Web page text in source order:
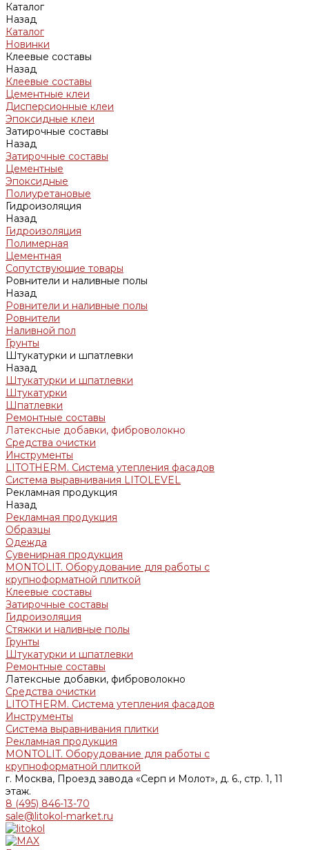
Каталог
Назад
Каталог
Новинки
Клеевые составы
Назад
Клеевые составы
Цементные клеи
Дисперсионные клеи
Эпоксидные клеи
Затирочные составы
Назад
Затирочные составы
Цементные
Эпоксидные
Полиуретановые
Гидроизоляция
Назад
Гидроизоляция
Полимерная
Цементная
Сопутствующие товары
Ровнители и наливные полы
Назад
Ровнители и наливные полы
Ровнители
Наливной пол
Грунты
Штукатурки и шпатлевки
Назад
Штукатурки и шпатлевки
Штукатурки
Шпатлевки
Ремонтные составы
Латексные добавки, фиброволокно
Средства очистки
Инструменты
LITOTHERM. Система утепления фасадов
Система выравнивания LITOLEVEL
Рекламная продукция
Назад
Рекламная продукция
Образцы
Одежда
Сувенирная продукция
MONTOLIT. Оборудование для работы с
крупноформатной плиткой
Клеевые составы
Затирочные составы
Гидроизоляция
Стяжки и наливные полы
Грунты
Штукатурки и шпатлевки
Ремонтные составы
Латексные добавки, фиброволокно
Средства очистки
LITOTHERM. Система утепления фасадов
Инструменты
Система выравнивания плитки
Рекламная продукция
MONTOLIT. Оборудование для работы с
крупноформатной плиткой
г. Москва, Проезд завода «Серп и Молот», д. 6., стр. 1, 11
этаж.
8 (495) 846-13-70
sale@litokol-market.ru